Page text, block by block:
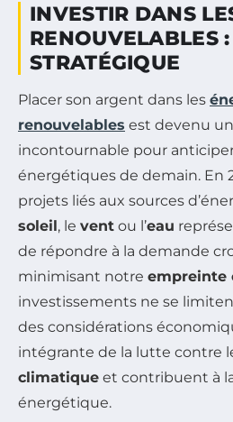
INVESTIR DANS
RENOUVELABLES
STRATÉGIQUE
Placer son argent dans les
renouvelables est devenu
incontournable pour
énergétiques de demain. En
projets liés aux sources
soleil, le vent ou l’eau
de répondre à la demande
minimisant notre empreinte
investissements ne se
des considérations
intégrante de la lutte contre
climatique et contribuent à
énergétique.